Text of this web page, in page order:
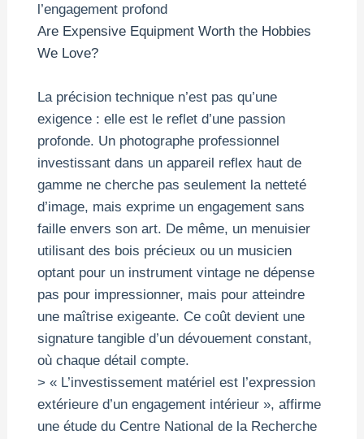
l’engagement profond
Are Expensive Equipment Worth the Hobbies
We Love?
La précision technique n’est pas qu’une
exigence : elle est le reflet d’une passion
profonde. Un photographe professionnel
investissant dans un appareil reflex haut de
gamme ne cherche pas seulement la netteté
d’image, mais exprime un engagement sans
faille envers son art. De même, un menuisier
utilisant des bois précieux ou un musicien
optant pour un instrument vintage ne dépense
pas pour impressionner, mais pour atteindre
une maîtrise exigeante. Ce coût devient une
signature tangible d’un dévouement constant,
où chaque détail compte.
> « L’investissement matériel est l’expression
extérieure d’un engagement intérieur », affirme
une étude du Centre National de la Recherche